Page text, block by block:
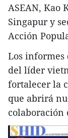
ASEAN, Kao
Singapur y
Acción
Los informes
del líder
fortalecer la
que abrirá
colaboración